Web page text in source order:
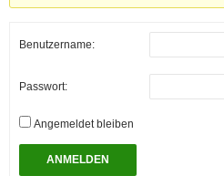
Benutzername:
Passwort:
Angemeldet bleiben
ANMELDEN